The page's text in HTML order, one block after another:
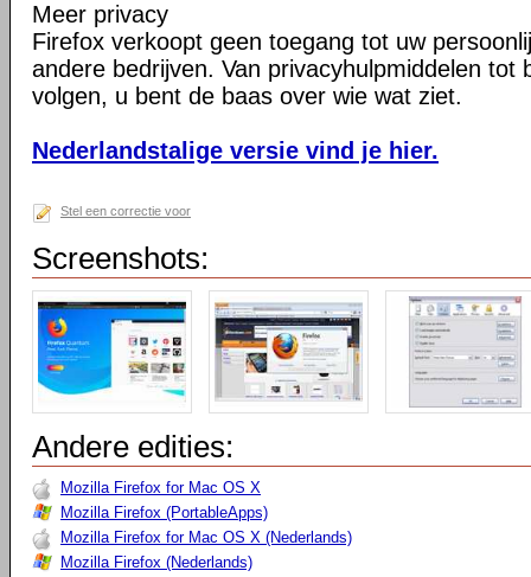
Meer privacy
Firefox verkoopt geen toegang tot uw
andere bedrijven. Van privacyhulpmiddelen tot
volgen, u bent de baas over wie wat ziet.
Nederlandstalige versie vind je hier.
Stel een correctie voor
Screenshots:
Andere edities:
Mozilla Firefox for Mac OS X
Mozilla Firefox (PortableApps)
Mozilla Firefox for Mac OS X (Nederlands)
Mozilla Firefox (Nederlands)